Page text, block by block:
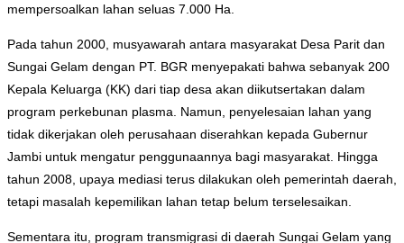
mempersoalkan lahan seluas 7.000 Ha.
Pada tahun 2000, musyawarah antara masyarakat Desa Parit dan
Sungai Gelam dengan PT. BGR menyepakati bahwa sebanyak 200
Kepala Keluarga (KK) dari tiap desa akan diikutsertakan dalam
program perkebunan plasma. Namun, penyelesaian lahan yang
tidak dikerjakan oleh perusahaan diserahkan kepada Gubernur
Jambi untuk mengatur penggunaannya bagi masyarakat. Hingga
tahun 2008, upaya mediasi terus dilakukan oleh pemerintah daerah,
tetapi masalah kepemilikan lahan tetap belum terselesaikan.
Sementara itu, program transmigrasi di daerah Sungai Gelam yang